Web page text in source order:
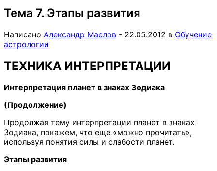
Тема 7. Этапы развития
Написано Александр Маслов - 22.05.2012 в Обучение
астрологии
ТЕХНИКА ИНТЕРПРЕТАЦИИ
Интерпретация планет в знаках Зодиака
(Продолжение)
Продолжая тему интерпретации планет в знаках
Зодиака, покажем, что еще «можно прочитать»,
используя понятия силы и слабости планет.
Этапы развития